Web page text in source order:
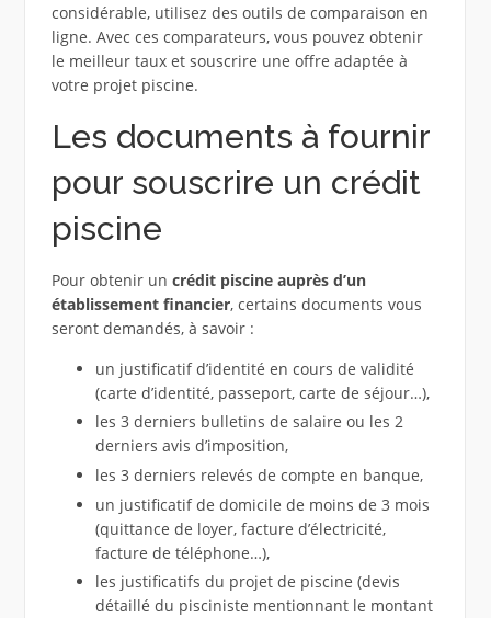
considérable, utilisez des outils de comparaison en
ligne. Avec ces comparateurs, vous pouvez obtenir
le meilleur taux et souscrire une offre adaptée à
votre projet piscine.
Les documents à fournir
pour souscrire un crédit
piscine
Pour obtenir un crédit piscine auprès d’un
établissement financier, certains documents vous
seront demandés, à savoir :
un justificatif d’identité en cours de validité
(carte d’identité, passeport, carte de séjour…),
les 3 derniers bulletins de salaire ou les 2
derniers avis d’imposition,
les 3 derniers relevés de compte en banque,
un justificatif de domicile de moins de 3 mois
(quittance de loyer, facture d’électricité,
facture de téléphone…),
les justificatifs du projet de piscine (devis
détaillé du pisciniste mentionnant le montant